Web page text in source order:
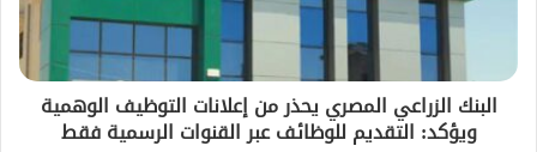
البنك الزراعي المصري يحذر من إعلانات التوظيف الوهمية
ويؤكد: التقديم للوظائف عبر القنوات الرسمية فقط